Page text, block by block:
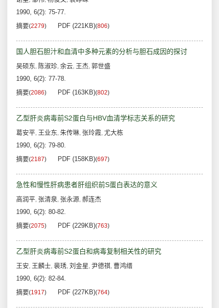
1990, 6(2): 75-77.
摘要(2279) PDF (221KB)(806)
国人胆石胆汁和血清中多种元素的分析与胆石成因的探讨
吴硕东, 陈淑珍, 余云, 王杰, 郭世盛
1990, 6(2): 77-78.
摘要(2086) PDF (163KB)(802)
乙型肝炎病毒前S2蛋白与HBV血清学标志关系的研究
葛安平, 王业东, 朱传琳, 张玲霞, 尤大栋
1990, 6(2): 79-80.
摘要(2187) PDF (158KB)(697)
急性和慢性肝病患者肝组织前S蛋白表达的意义
高润平, 张清泉, 张永源, 郝连杰
1990, 6(2): 80-82.
摘要(2075) PDF (229KB)(763)
乙型肝炎病毒前S2蛋白和病毒复制相关性的研究
王安, 王麟士, 裴琇, 刘金星, 尹德祺, 曹鸿缙
1990, 6(2): 82-84.
摘要(1917) PDF (227KB)(764)